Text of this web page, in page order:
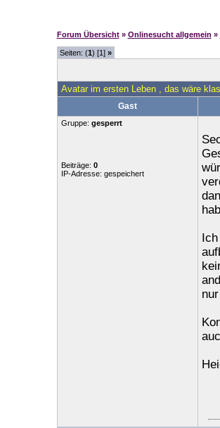
Forum Übersicht » Onlinesucht allgemein »
Seiten: (1) [1] »
Avatar im ersten Leben , das wäre
Gast
Gruppe: gesperrt
Beiträge: 0
IP-Adresse: gespeichert